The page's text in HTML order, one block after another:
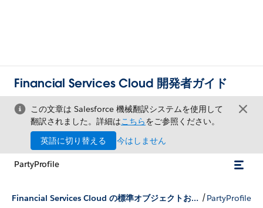
Financial Services Cloud 開発者ガイド
この文章は Salesforce 機械翻訳システムを使用して
翻訳されました。詳細はこちらをご参照ください。
英語に切り替える
今はしません
PartyProfile
Financial Services Cloud の標準オブジェクトおよびカスタムオブジェクト /PartyProfile